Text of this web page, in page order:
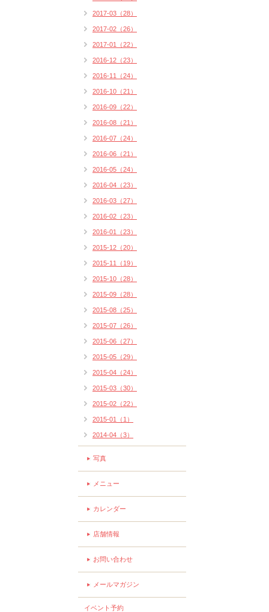
2017-03（28）
2017-02（26）
2017-01（22）
2016-12（23）
2016-11（24）
2016-10（21）
2016-09（22）
2016-08（21）
2016-07（24）
2016-06（21）
2016-05（24）
2016-04（23）
2016-03（27）
2016-02（23）
2016-01（23）
2015-12（20）
2015-11（19）
2015-10（28）
2015-09（28）
2015-08（25）
2015-07（26）
2015-06（27）
2015-05（29）
2015-04（24）
2015-03（30）
2015-02（22）
2015-01（1）
2014-04（3）
写真
メニュー
カレンダー
店舗情報
お問い合わせ
メールマガジン
イベント予約